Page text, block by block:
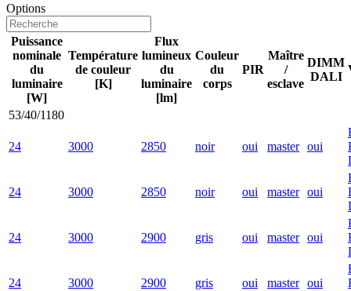
Options
Puissance
nominale
du
luminaire
[W]
Température
de couleur
[K]
Flux
lumineux
du
luminaire
[lm]
Couleur
du
corps
PIR
Maître
/
esclave
DIMM
DALI
53/40/1180
24 3000 2850 noir oui master oui
24 3000 2850 noir oui master oui
24 3000 2900 gris oui master oui
24 3000 2900 gris oui master oui